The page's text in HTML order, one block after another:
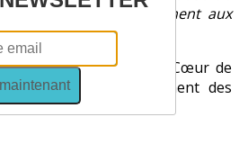
renforce leur attachement aux
d'avoir choisi Petit Cœur de
ainsi au développement des